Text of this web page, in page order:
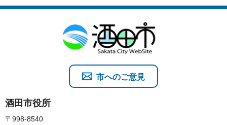
酒田市役所
〒998-8540
市へのご意見